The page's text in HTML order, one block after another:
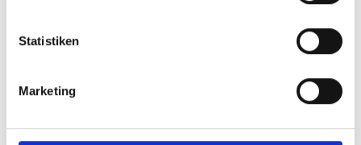
Statistiken
Marketing
Mainstreaming EbA – Stärkung ökosystembasierter
Anpassung in Planungs- und Entscheidungsprozessen